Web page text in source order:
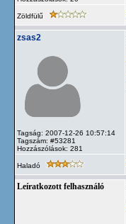
Zöldfülű
zsas2
Tagság: 2007-12-26 10:57:14
Tagszám: #53281
Hozzászólások: 281
Haladó
Leíratkozott felhasználó